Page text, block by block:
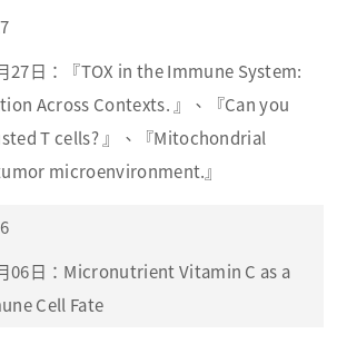
27日：『TOX in the Immune System:
Across Contexts. 』、『Can you
T cells? 』、『Mitochondrial
microenvironment.』
06日：Micronutrient Vitamin C as a
Cell Fate